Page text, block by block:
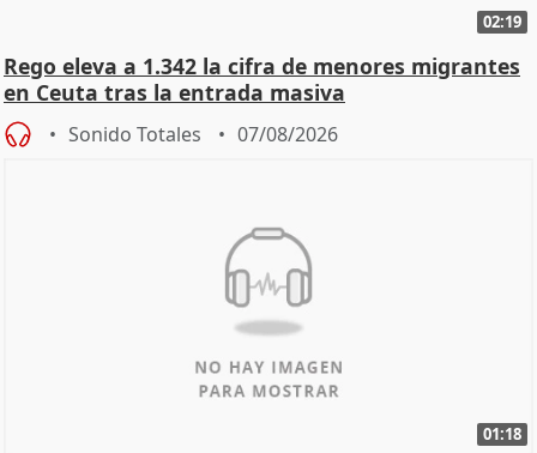
02:19
Rego eleva a 1.342 la cifra de menores migrantes
en Ceuta tras la entrada masiva
Sonido Totales 07/08/2026
01:18